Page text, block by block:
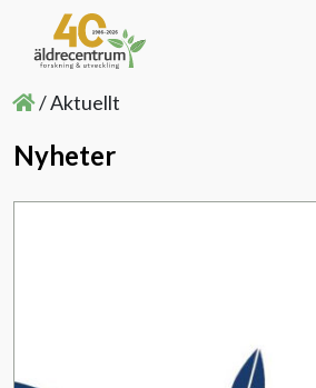
Forskning och Utveckling
/Aktuellt
Nyheter